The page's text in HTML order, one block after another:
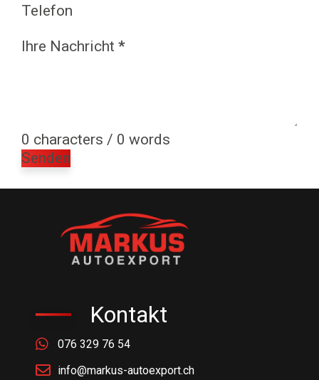
Telefon
Ihre Nachricht *
0 characters / 0 words
Senden
Kontakt
076 329 76 54
info@markus-autoexport.ch